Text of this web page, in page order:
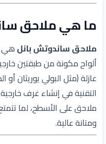
ما هي ملاحق
ملاحق ساندوتش بانلهي
ألواح مكونة من طبقتين
عازلة (مثل البولي يوريثان
التقنية في إنشاء غرف
ملاحق على الأسطح، لما
ومتانة عالية.